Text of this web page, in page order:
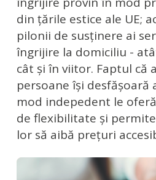
din țările estice ale UE;
pilonii de susţinere ai
îngrijire la domiciliu -
cât și în viitor. Faptul că
persoane îşi desfăşoară
mod indepedent le
de flexibilitate şi
lor să aibă preţuri